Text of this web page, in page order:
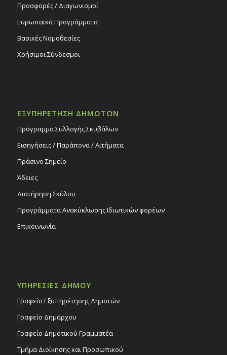
Προσφορές / Διαγωνισμοί
Ευρωπαϊκά Προγράμματα
Βασικές Νομοθεσίες
Χρήσιμοι Σύνδεσμοι
ΕΞΥΠΗΡΕΤΗΣΗ ΔΗΜΟΤΩΝ
Πρόγραμμα Συλλογής Σκυβάλων
Εισηγήσεις / Παράπονα / Αιτήματα
Πράσινο Σημείο
Άδειες
Διατήρηση Σκύλου
Προγράμματα Ανακύκλωσης Ιδιωτικών φορέων
Επικοινωνία
ΥΠΗΡΕΣΙΕΣ ΔΗΜΟΥ
Γραφείο Εξυπηρέτησης Δημοτών
Γραφείο Δημάρχου
Γραφείο Δημοτικού Γραμματέα
Τμήμα Διοίκησης και Προσωπικού